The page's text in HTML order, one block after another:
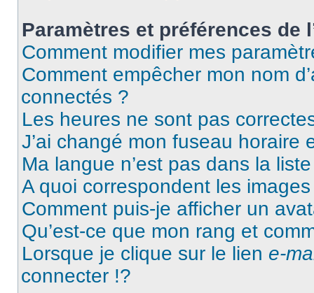
Paramètres et préférences de
Comment modifier mes
Comment empêcher mon nom
connectés ?
Les heures ne sont pas
J’ai changé mon fuseau horaire
Ma langue n’est pas dans la
A quoi correspondent les
Comment puis-je afficher un
Qu’est-ce que mon rang et
Lorsque je clique sur le lien e-
connecter !?